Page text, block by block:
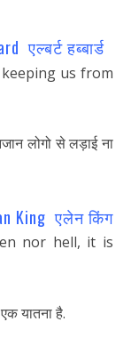
एल्बर्ट हब्बार्ड
us from
लोगो से लड़ाई ना
King एलेन किंग
nor hell, it is
एक यातना है.